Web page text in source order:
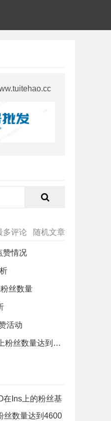
多评论 随机文章
赞情况
丝数量
活动
INS4600万粉丝：INS上粉丝数量达到4600万的账号
在Ins上的粉丝基
丝数量达到4600